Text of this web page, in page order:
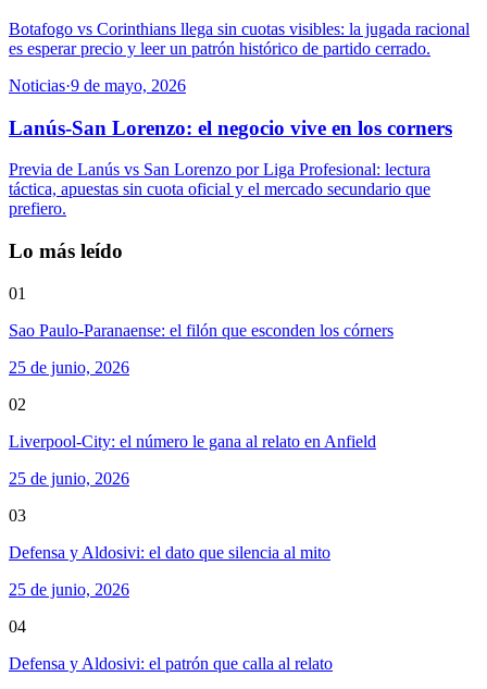
Botafogo vs Corinthians llega sin cuotas visibles: la jugada racional
es esperar precio y leer un patrón histórico de partido cerrado.
Noticias·9 de mayo, 2026
Lanús-San Lorenzo: el negocio vive en los corners
Previa de Lanús vs San Lorenzo por Liga Profesional: lectura
táctica, apuestas sin cuota oficial y el mercado secundario que
prefiero.
Lo más leído
01
Sao Paulo-Paranaense: el filón que esconden los córners
25 de junio, 2026
02
Liverpool-City: el número le gana al relato en Anfield
25 de junio, 2026
03
Defensa y Aldosivi: el dato que silencia al mito
25 de junio, 2026
04
Defensa y Aldosivi: el patrón que calla al relato